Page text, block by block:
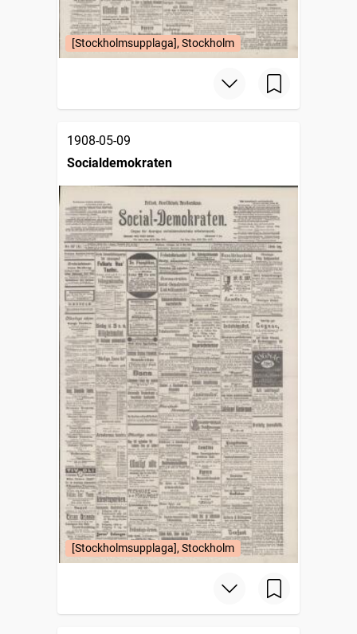
[Stockholmsupplaga], Stockholm
1908-05-09
Socialdemokraten
[Stockholmsupplaga], Stockholm